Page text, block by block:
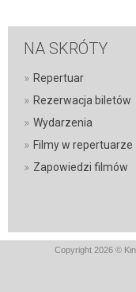
NA SKRÓTY
» Repertuar
» Rezerwacja biletów
» Wydarzenia
» Filmy w repertuarze
» Zapowiedzi filmów
Copyright 2026 ©